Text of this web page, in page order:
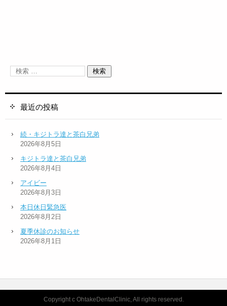
最近の投稿
続・キジトラ達と茶白兄弟
2026年8月5日
キジトラ達と茶白兄弟
2026年8月4日
アイビー
2026年8月3日
本日休日緊急医
2026年8月2日
夏季休診のお知らせ
2026年8月1日
Copyright c OhtakeDentalClinic, All rights reserved.